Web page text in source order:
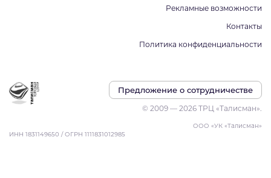
Рекламные возможности
Контакты
Политика конфиденциальности
Предложение о сотрудничестве
© 2009 — 2026 ТРЦ «Талисман».
ООО «УК «Талисман»
ИНН 1831149650 / ОГРН 1111831012985